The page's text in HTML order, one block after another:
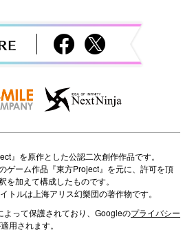
』を原作とした公認二次創作作品です。
ゲーム作品『東方Project』を元に、許可を頂
を加えて構成したものです。
トルは上海アリス幻樂団の著作物です。
よって保護されており、Googleのプライバシー
用されます。